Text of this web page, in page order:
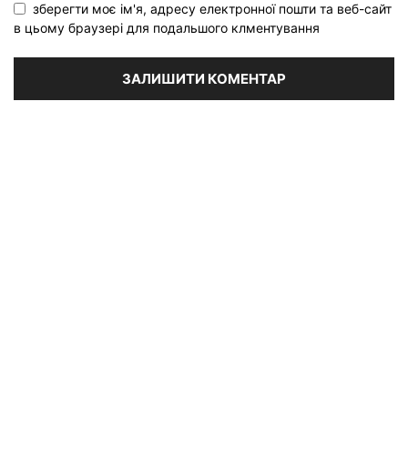
зберегти моє ім'я, адресу електронної пошти та веб-сайт
в цьому браузері для подальшого клментування